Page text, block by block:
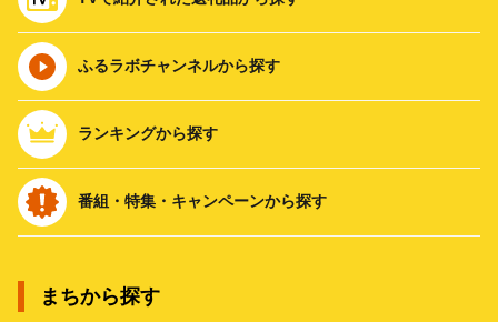
ふるラボチャンネルから探す
ランキングから探す
番組・特集・キャンペーンから探す
まちから探す